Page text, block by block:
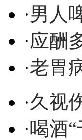
·男人
·应酬
·老胃
·久视
·喝酒